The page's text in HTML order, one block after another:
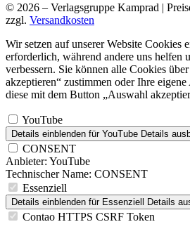
© 2026 – Verlagsgruppe Kamprad |
zzgl. Versandkosten
Wir setzen auf unserer Website Cookies
erforderlich, während andere uns helfen
verbessern. Sie können alle Cookies
akzeptieren“ zustimmen oder Ihre
diese mit dem Button „Auswahl
YouTube
Details einblenden für YouTube Details
CONSENT
Anbieter: YouTube
Technischer Name: CONSENT
Essenziell
Details einblenden für Essenziell Details
Contao HTTPS CSRF Token